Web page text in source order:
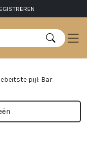
pijl: Bar